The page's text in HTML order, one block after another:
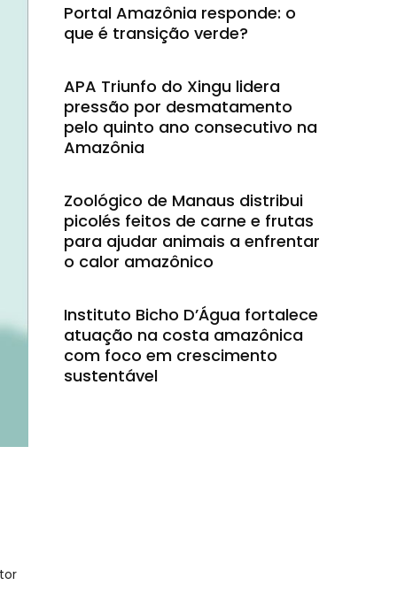
Portal Amazônia responde: o
que é transição verde?
APA Triunfo do Xingu lidera
pressão por desmatamento
pelo quinto ano consecutivo na
Amazônia
Zoológico de Manaus distribui
picolés feitos de carne e frutas
para ajudar animais a enfrentar
o calor amazônico
Instituto Bicho D’Água fortalece
atuação na costa amazônica
com foco em crescimento
sustentável